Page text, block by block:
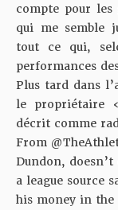
compte pour les
qui me semble
tout ce qui,
performances
Plus tard dans
le propriétaire
décrit comme
From
Dundon,
a league source
his money in the